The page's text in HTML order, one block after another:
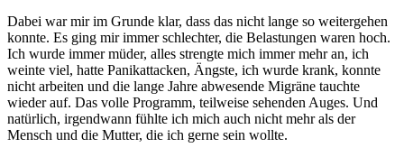
Dabei war mir im Grunde klar, dass das nicht lange so weitergehen
konnte. Es ging mir immer schlechter, die Belastungen waren hoch.
Ich wurde immer müder, alles strengte mich immer mehr an, ich
weinte viel, hatte Panikattacken, Ängste, ich wurde krank, konnte
nicht arbeiten und die lange Jahre abwesende Migräne tauchte
wieder auf. Das volle Programm, teilweise sehenden Auges. Und
natürlich, irgendwann fühlte ich mich auch nicht mehr als der
Mensch und die Mutter, die ich gerne sein wollte.